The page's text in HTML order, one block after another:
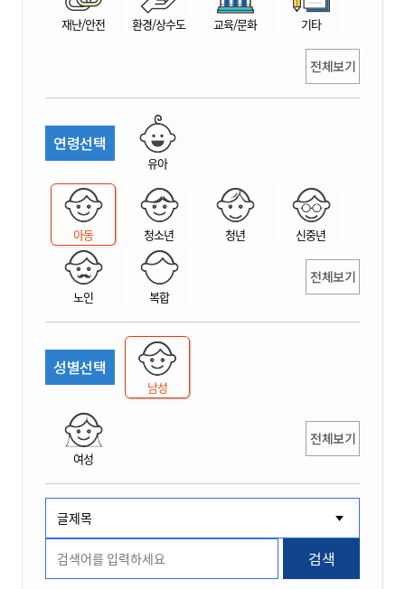
재난/안전 환경/상수도 교육/문화 기타
전체보기
연령선택
유아
아동 청소년 청년 신중년
노인 복합
전체보기
성별선택
남성
여성
전체보기
검색